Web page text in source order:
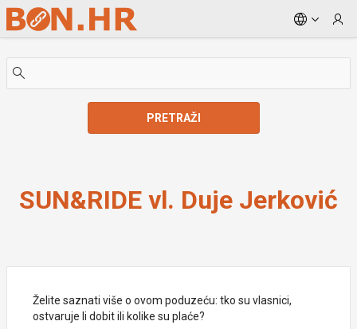
Skip to Main Content
PRETRAŽI
SUN&RIDE vl. Duje Jerković
Želite saznati više o ovom poduzeću: tko su vlasnici,
ostvaruje li dobit ili kolike su plaće?